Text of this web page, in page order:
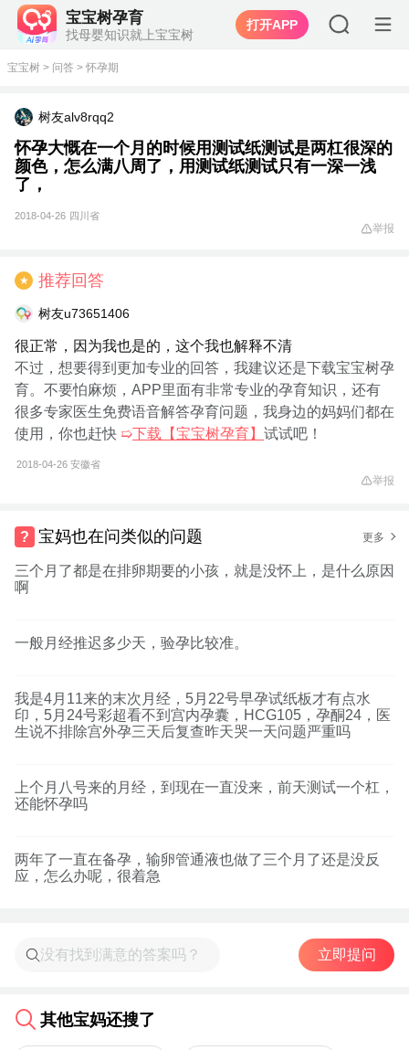
宝宝树孕育
找母婴知识就上宝宝树
打开APP
宝宝树 > 问答 > 怀孕期
树友alv8rqq2
怀孕大慨在一个月的时候用测试纸测试是两杠很深的
颜色，怎么满八周了，用测试纸测试只有一深一浅
了，
2018-04-26 四川省
举报
★ 推荐回答
树友u73651406
很正常，因为我也是的，这个我也解释不清
不过，想要得到更加专业的回答，我建议还是下载宝宝树孕
育。不要怕麻烦，APP里面有非常专业的孕育知识，还有
很多专家医生免费语音解答孕育问题，我身边的妈妈们都在
使用，你也赶快 ➯下载【宝宝树孕育】 试试吧！
2018-04-26 安徽省
举报
宝妈也在问类似的问题 更多
三个月了都是在排卵期要的小孩，就是没怀上，是什么原因
啊
一般月经推迟多少天，验孕比较准。
我是4月11来的末次月经，5月22号早孕试纸板才有点水
印，5月24号彩超看不到宫内孕囊，HCG105，孕酮24，医
生说不排除宫外孕三天后复查昨天哭一天问题严重吗
上个月八号来的月经，到现在一直没来，前天测试一个杠，
还能怀孕吗
两年了一直在备孕，输卵管通液也做了三个月了还是没反
应，怎么办呢，很着急
立即提问
其他宝妈还搜了